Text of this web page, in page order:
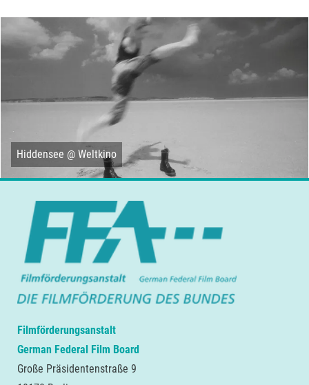
Hiddensee @ Weltkino
Filmförderungsanstalt
German Federal Film Board
Große Präsidentenstraße 9